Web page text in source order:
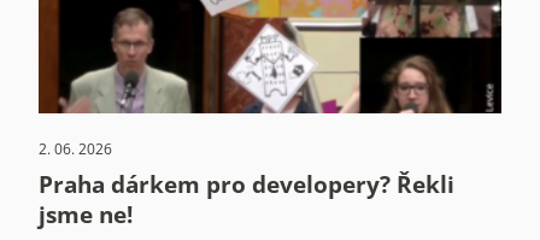
2. 06. 2026
Praha dárkem pro developery? Řekli
jsme ne!